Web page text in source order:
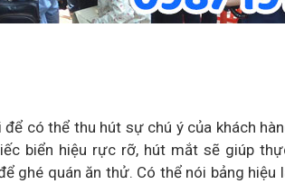
có thể thu hút sự chú ý của khách
biển hiệu rực rỡ, hút mắt sẽ giúp
ghé quán ăn thử. Có thể nói bảng hiệu